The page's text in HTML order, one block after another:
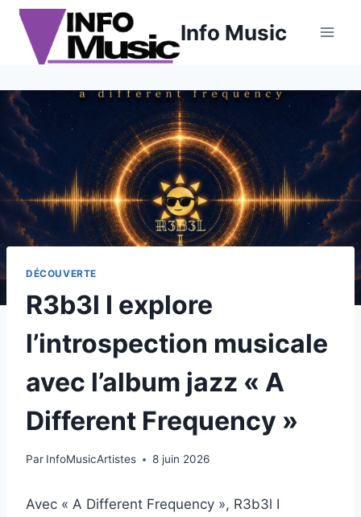
Aller
contenu
Info Music
DÉCOUVERTE
R3b3l I explore
l’introspection musicale
avec l’album jazz « A
Different Frequency »
Par InfoMusicArtistes 8 juin 2026
Avec « A Different Frequency », R3b3l I